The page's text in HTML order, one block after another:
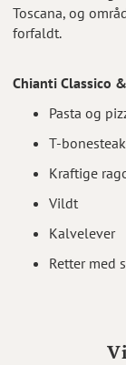
Toscana, og
forfaldt.
Chianti Classico
Pasta og
T-
Kraftige
Vildt
Kalvelever
Retter med